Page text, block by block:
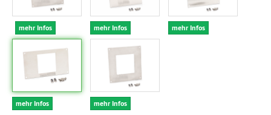
mehr Infos mehr Infos mehr Infos
mehr Infos mehr Infos